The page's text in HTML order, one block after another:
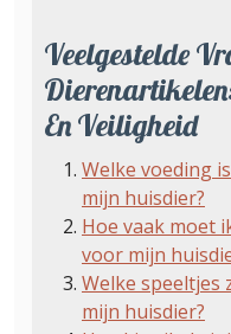
Veelgestelde
En Veiligheid
Welke voeding
mijn huisdier?
Hoe vaak moet
voor mijn
Welke speeltjes
mijn huisdier?